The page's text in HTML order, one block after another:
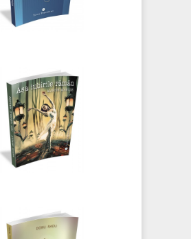
Marius Manole -
Așa iubirile
rămân
Doru Radu - In
the name of the